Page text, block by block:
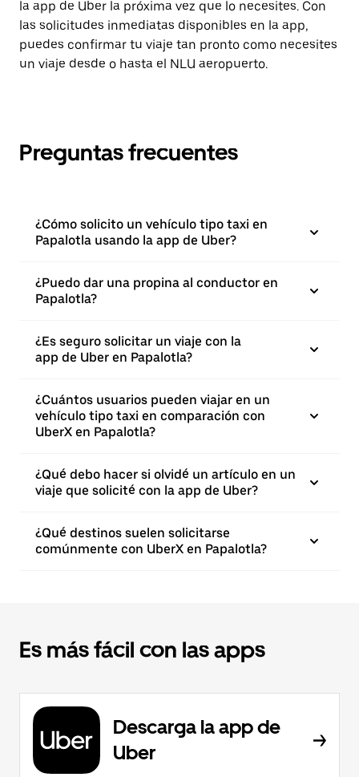
la app de Uber la próxima vez que lo necesites. Con
las solicitudes inmediatas disponibles en la app,
puedes confirmar tu viaje tan pronto como necesites
un viaje desde o hasta el NLU aeropuerto.
Preguntas frecuentes
¿Cómo solicito un vehículo tipo taxi en
Papalotla usando la app de Uber?
¿Puedo dar una propina al conductor en
Papalotla?
¿Es seguro solicitar un viaje con la
app de Uber en Papalotla?
¿Cuántos usuarios pueden viajar en un
vehículo tipo taxi en comparación con
UberX en Papalotla?
¿Qué debo hacer si olvidé un artículo en un
viaje que solicité con la app de Uber?
¿Qué destinos suelen solicitarse
comúnmente con UberX en Papalotla?
Es más fácil con las apps
Descarga la app de
Uber